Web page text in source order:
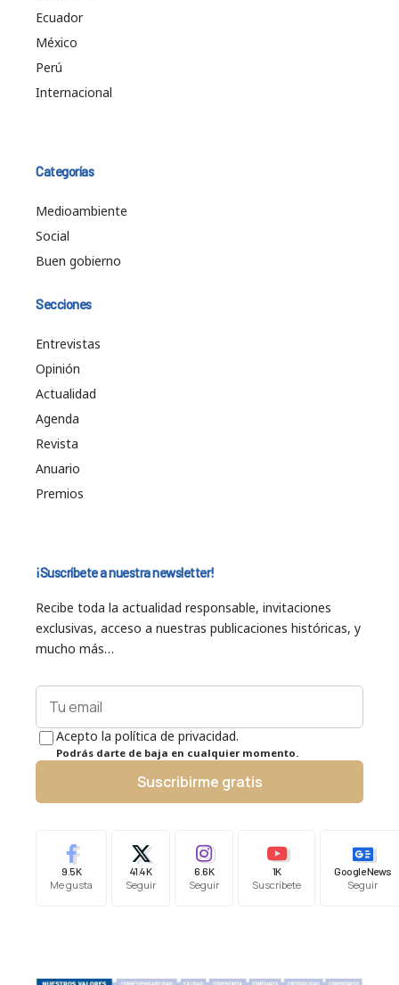
Ecuador
México
Perú
Internacional
Categorías
Medioambiente
Social
Buen gobierno
Secciones
Entrevistas
Opinión
Actualidad
Agenda
Revista
Anuario
Premios
¡Suscríbete a nuestra newsletter!
Recibe toda la actualidad responsable, invitaciones
exclusivas, acceso a nuestras publicaciones históricas, y
mucho más…
Acepto la política de privacidad.
Podrás darte de baja en cualquier momento.
Suscribirme gratis
9.5K
Me gusta
41.4K
Seguir
6.6K
Seguir
1K
Suscríbete
Google News
Seguir